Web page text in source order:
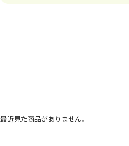
最近見た商品がありません。